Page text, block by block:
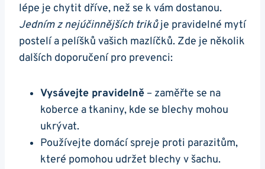
lépe je chytit dříve, než se k vám dostanou.
Jedním z nejúčinnějších trikůje pravidelné mytí
postelí a pelíšků vašich mazlíčků. Zde je několik
dalších doporučení pro prevenci:
Vysávejte pravidelně – zaměřte se na
koberce a tkaniny, kde se blechy mohou
ukrývat.
Používejte domácí spreje proti parazitům,
které pomohou udržet blechy v šachu.